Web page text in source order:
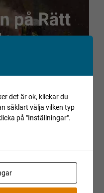
det är ok, klickar du
såklart välja vilken typ
på "Inställningar".